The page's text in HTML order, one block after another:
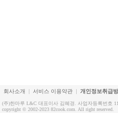
회사소개 서비스 이용약관 개인정보취급
(주)한마루 L&C 대표이사 김혜경. 사업자등록번호
copyright © 2002-2023 82cook.com. All right reserved.